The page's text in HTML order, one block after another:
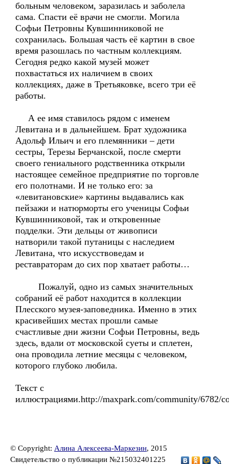
больным человеком, заразилась и заболела
сама. Спасти её врачи не смогли. Могила
Софьи Петровны Кувшинниковой не
сохранилась. Большая часть её картин в свое
время разошлась по частным коллекциям.
Сегодня редко какой музей может
похвастаться их наличием в своих
коллекциях, даже в Третьяковке, всего три её
работы.
А ее имя ставилось рядом с именем
Левитана и в дальнейшем. Брат художника
Адольф Ильич и его племянники – дети
сестры, Терезы Берчанской, после смерти
своего гениального родственника открыли
настоящее семейное предприятие по торговле
его полотнами. И не только его: за
«левитановские» картины выдавались как
пейзажи и натюрморты его ученицы Софьи
Кувшинниковой, так и откровенные
подделки. Эти дельцы от живописи
натворили такой путаницы с наследием
Левитана, что искусствоведам и
реставраторам до сих пор хватает работы…
Пожалуй, одно из самых значительных
собраний её работ находится в коллекции
Плесского музея-заповедника. Именно в этих
красивейших местах прошли самые
счастливые дни жизни Софьи Петровны, ведь
здесь, вдали от московской суеты и сплетен,
она проводила летние месяцы с человеком,
которого глубоко любила.
Текст с
иллюстрациями.http://maxpark.com/community/6782/
© Copyright: Алина Алексеева-Маркезин, 2015
Свидетельство о публикации №215032401225